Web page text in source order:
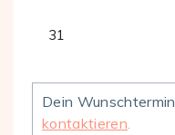
31
Dein
kontaktieren